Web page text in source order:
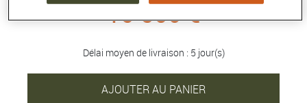
13 850 €
Délai moyen de livraison : 5 jour(s)
AJOUTER AU PANIER